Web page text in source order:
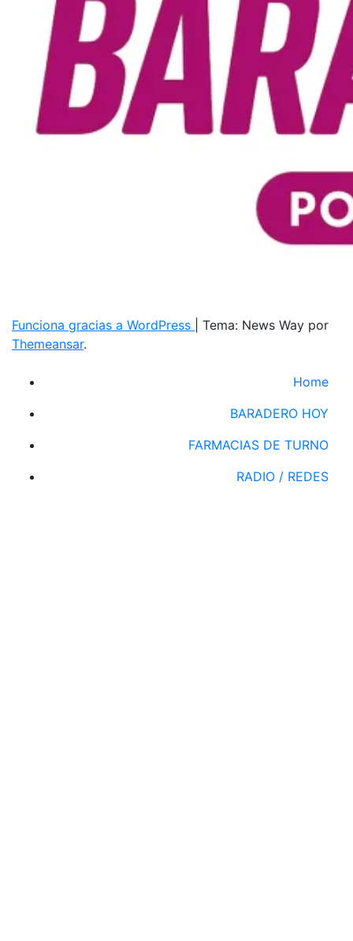
Funciona gracias a WordPress
Tema: News Way por
Themeansar.
Home
BARADERO HOY
FARMACIAS DE TURNO
RADIO / REDES